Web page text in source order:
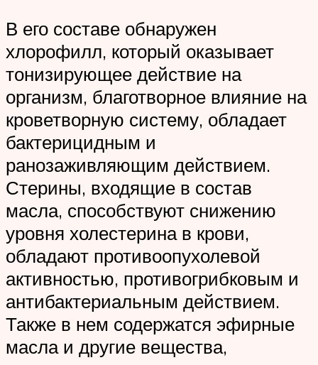
В его составе обнаружен
хлорофилл, который оказывает
тонизирующее действие на
организм, благотворное влияние на
кроветворную систему, обладает
бактерицидным и
ранозаживляющим действием.
Стерины, входящие в состав
масла, способствуют снижению
уровня холестерина в крови,
обладают противоопухолевой
активностью, противогрибковым и
антибактериальным действием.
Также в нем содержатся эфирные
масла и другие вещества,